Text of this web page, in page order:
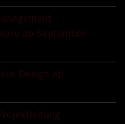
ab September
Design ab